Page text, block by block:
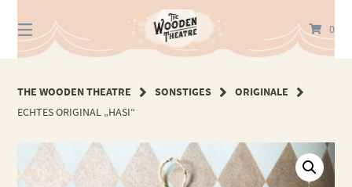
zum
Inhalt
0
THE WOODEN THEATRE SONSTIGES
ORIGINALE
ECHTES ORIGINAL „HASI“